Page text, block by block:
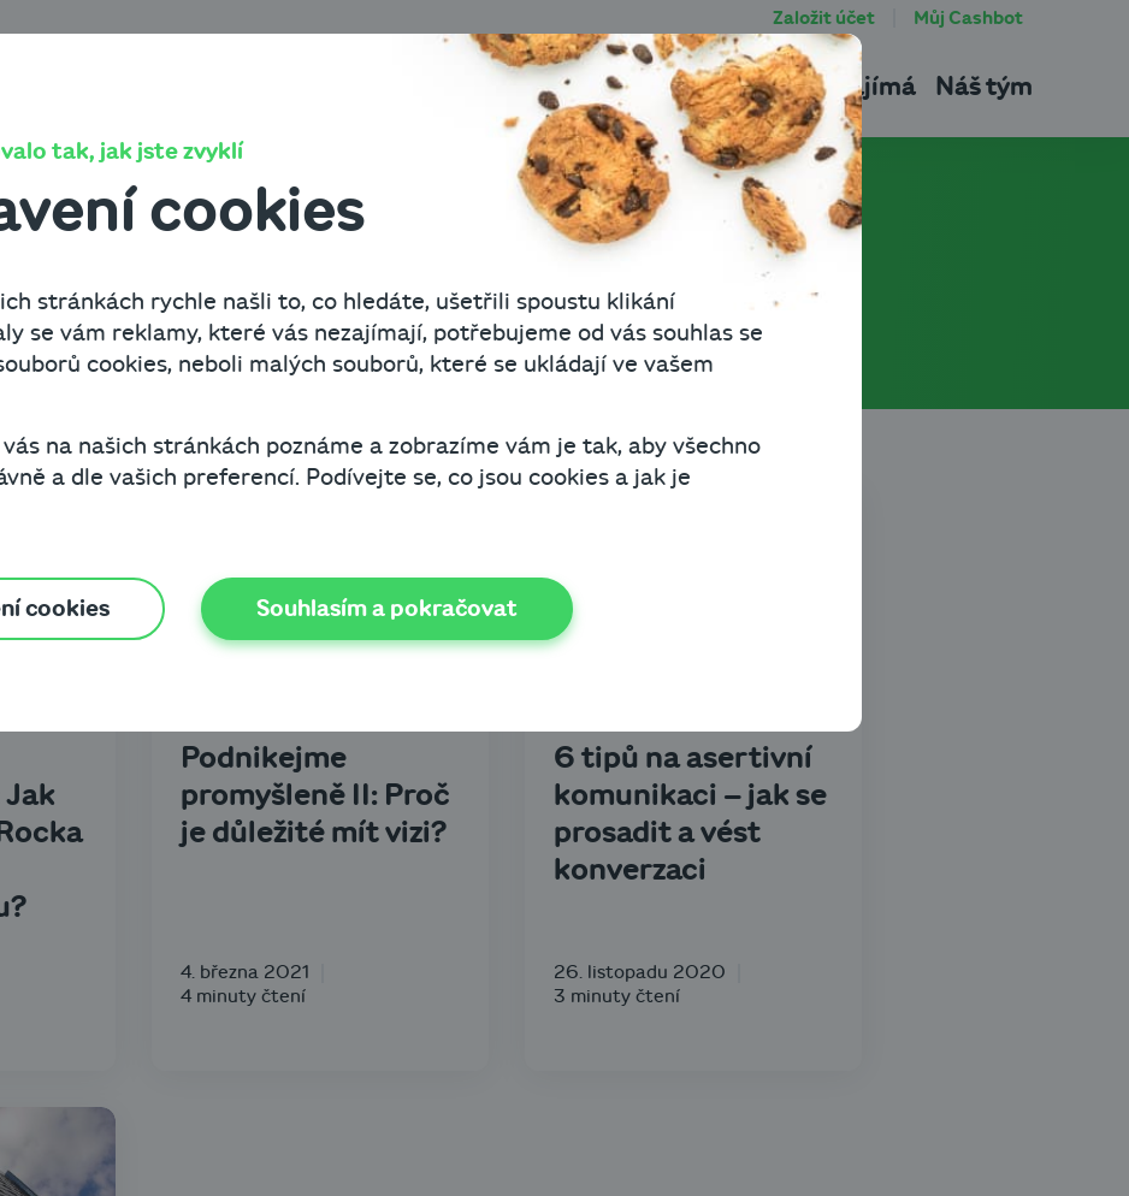
O Cashbotu Produkty Co vás zajímá Náš tým
Založit účet Můj Cashbot
Jak
Podnikejme
promyšleně II: Proč
je důležité mít vizi?
4. března 2021
4 minuty čtení
6 tipů na asertivní
komunikaci – jak se
prosadit a vést
konverzaci
26. listopadu 2020
3 minuty čtení
tak, jak jste zvyklí
cookies
stránkách rychle našli to, co hledáte, ušetřili spoustu klikání
se vám reklamy, které vás nezajímají, potřebujeme od vás souhlas se
cookies, neboli malých souborů, které se ukládají ve vašem
na našich stránkách poznáme a zobrazíme vám je tak, aby všechno
a dle vašich preferencí. Podívejte se, co jsou cookies a jak je
cookies Souhlasím a pokračovat